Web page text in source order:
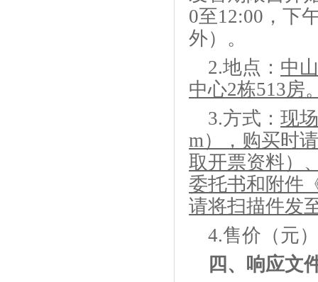
0至12:00，下
外）。
2.地点： 中
中心2栋513房
3.方式： 现
m），购买时
取开票资料）
委托书和附件
请将扫描件发
4.售价（元
四、 响应文